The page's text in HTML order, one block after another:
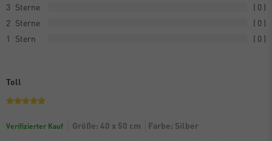
3
0
2
0
1
0
Toll
Verifizierter Kauf Größe: 40 x 50 cm
Farbe: Silber